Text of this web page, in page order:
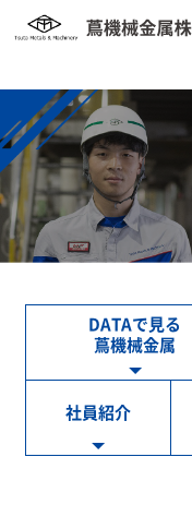
DATAで見る
蔦機械金属
社員紹介